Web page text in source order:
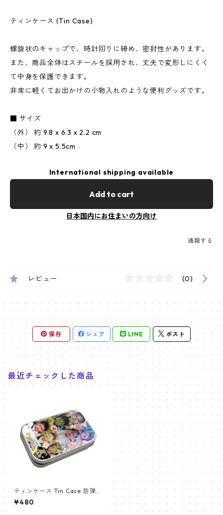
ティンケース (Tin Case)
螺旋状のキャップで、時計回りに締め、密封性があります。
また、商品全体はスチールを採用され、丈夫で変形しにくく
て中身を保護できます。
非常に軽くてお出かけの小物入れのような便利グッズです。
■ サイズ
（外） 約 9.8 x 6.3 x 2.2 cm
（中） 約 9 x 5.5cm
International shipping available
Add to cart
日本国内にお住まいの方向け
通報する
レビュー (0)
保存 シェア LINE ポスト
最近チェックした商品
ティンケース Tin Case 防弾少
年団 (BTS-18)
¥480